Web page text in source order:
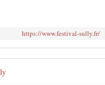
https://www.festival-sully.fr/